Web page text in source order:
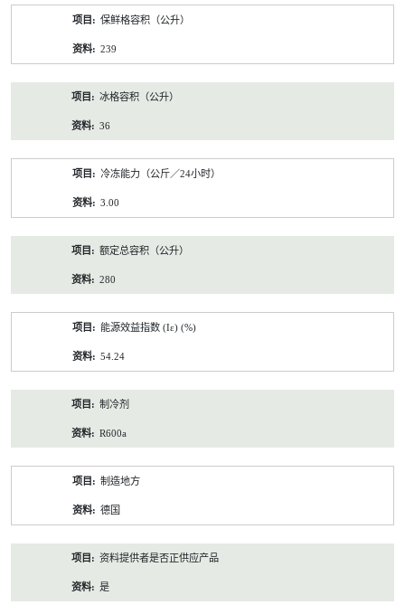
保鲜格容积（公升）
239
冰格容积（公升）
36
冷冻能力（公斤／24小时）
3.00
额定总容积（公升）
280
能源效益指数 (Iε) (%)
54.24
制冷剂
R600a
制造地方
德国
资料提供者是否正供应产品
是